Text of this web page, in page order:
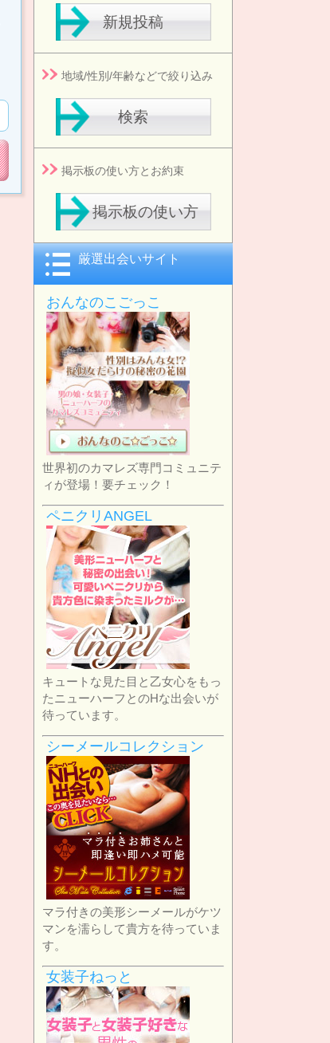
新規投稿
地域/性別/年齢などで絞り込み
検索
掲示板の使い方とお約束
掲示板の使い方
厳選出会いサイト
おんなのこごっこ
世界初のカマレズ専門コミュニテ
ィが登場！要チェック！
ペニクリANGEL
キュートな見た目と乙女心をもっ
たニューハーフとのHな出会いが
待っています。
シーメールコレクション
マラ付きの美形シーメールがケツ
マンを濡らして貴方を待っていま
す。
女装子ねっと